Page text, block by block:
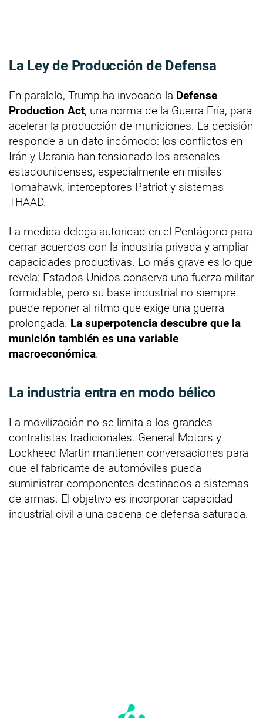
La Ley de Producción de Defensa
En paralelo, Trump ha invocado la Defense
Production Act, una norma de la Guerra Fría, para
acelerar la producción de municiones. La decisión
responde a un dato incómodo: los conflictos en
Irán y Ucrania han tensionado los arsenales
estadounidenses, especialmente en misiles
Tomahawk, interceptores Patriot y sistemas
THAAD.
La medida delega autoridad en el Pentágono para
cerrar acuerdos con la industria privada y ampliar
capacidades productivas. Lo más grave es lo que
revela: Estados Unidos conserva una fuerza militar
formidable, pero su base industrial no siempre
puede reponer al ritmo que exige una guerra
prolongada. La superpotencia descubre que la
munición también es una variable
macroeconómica.
La industria entra en modo bélico
La movilización no se limita a los grandes
contratistas tradicionales. General Motors y
Lockheed Martin mantienen conversaciones para
que el fabricante de automóviles pueda
suministrar componentes destinados a sistemas
de armas. El objetivo es incorporar capacidad
industrial civil a una cadena de defensa saturada.